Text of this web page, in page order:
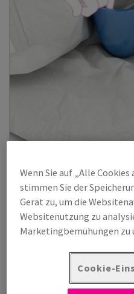
Packseiden
Ein sehr weiches und flexibles
Zellstoff und recyceltem ...
Wenn Sie auf „Alle
stimmen Sie der
Gerät zu, um die
Websitenutzung zu
Marketingbemühungen
Cookie-